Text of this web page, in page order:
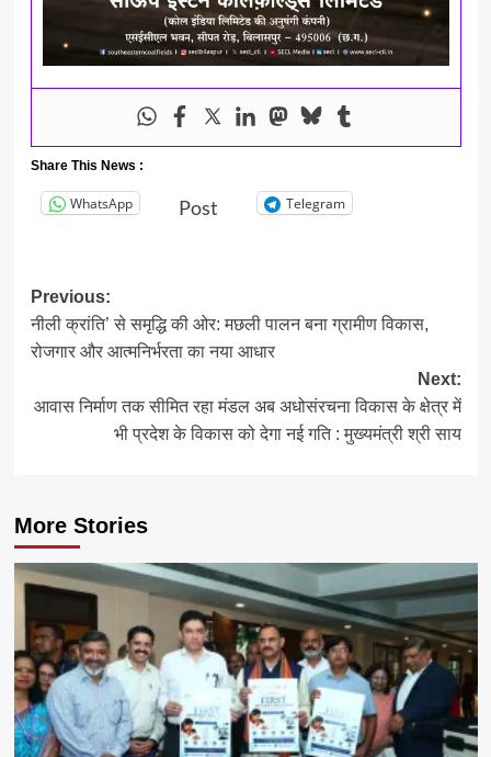
Share This News :
WhatsApp Post Telegram
Post
navigation
Previous:
नीली क्रांति’ से समृद्धि की ओर: मछली पालन बना ग्रामीण विकास,
रोजगार और आत्मनिर्भरता का नया आधार
Next:
आवास निर्माण तक सीमित रहा मंडल अब अधोसंरचना विकास के क्षेत्र में
भी प्रदेश के विकास को देगा नई गति : मुख्यमंत्री श्री साय
More Stories